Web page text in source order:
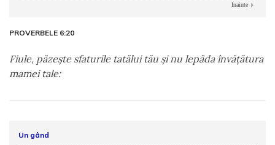
Inainte
PROVERBELE 6:20
Fiule, păzeşte sfaturile tatălui tău şi nu lepăda învăţătura
mamei tale:
Un gând